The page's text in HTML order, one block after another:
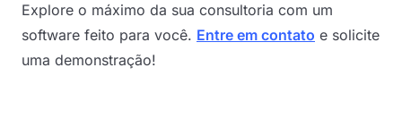
Explore o máximo da sua consultoria com um
software feito para você. Entre em contato e solicite
uma demonstração!